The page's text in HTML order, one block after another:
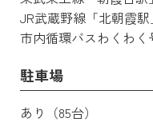
JR武蔵野線「北朝霞
市内循環バスわくわ
駐車場
あり（85台）